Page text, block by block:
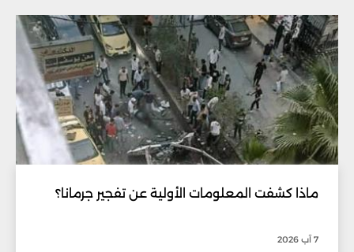
ماذا كشفت المعلومات الأولية عن تفجير جرمانا؟
7 آب 2026